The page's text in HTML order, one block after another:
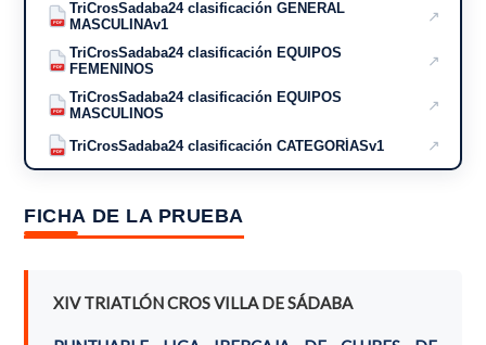
PDF
TriCrosSadaba24 clasificación GENERAL
MASCULINAv1
↗
PDF
TriCrosSadaba24 clasificación EQUIPOS
FEMENINOS
↗
PDF
TriCrosSadaba24 clasificación EQUIPOS
MASCULINOS
↗
PDF TriCrosSadaba24 clasificación CATEGORÍASv1 ↗
FICHA DE LA PRUEBA
XIV TRIATLÓN CROS VILLA DE SÁDABA